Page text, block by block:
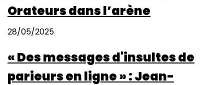
Orateurs dans l’arène
28/05/2025
« Des messages d'insultes de
parieurs en ligne » : Jean-